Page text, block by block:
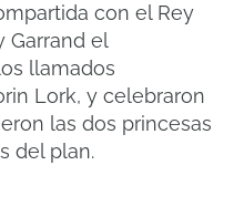
con el Rey
Garrand el
llamados
Lork, y celebraron
las dos princesas
del plan.